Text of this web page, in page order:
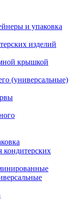
и упаковка
изделий
крышкой
(универсальные)
кондитерских